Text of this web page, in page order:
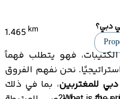
دبي؟
فهو يتطلب فهماً
نحن نفهم الفروق
للمغتربين، بما في ذلك
1.465 km